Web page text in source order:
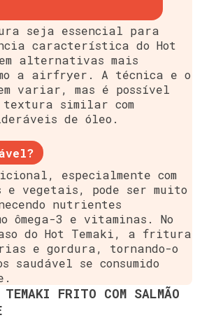
seja essencial para
característica do Hot
alternativas mais
a airfryer. A técnica e o
variar, mas é possível
textura similar com
de óleo.
especialmente com
e vegetais, pode ser muito
nutrientes
ômega-3 e vitaminas. No
do Hot Temaki, a fritura
e gordura, tornando-o
saudável se consumido
FRITO COM SALMÃO